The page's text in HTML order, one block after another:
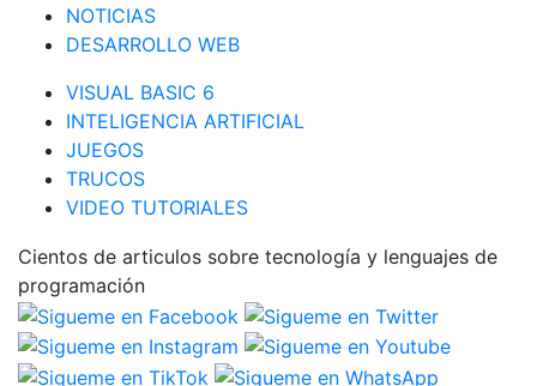
NOTICIAS
DESARROLLO WEB
VISUAL BASIC 6
INTELIGENCIA ARTIFICIAL
JUEGOS
TRUCOS
VIDEO TUTORIALES
Cientos de articulos sobre tecnología y lenguajes de
programación